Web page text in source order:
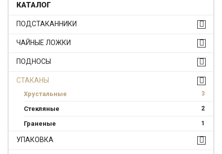
КАТАЛОГ
ПОДСТАКАННИКИ
ЧАЙНЫЕ ЛОЖКИ
ПОДНОСЫ
СТАКАНЫ
Хрустальные 3
Стекляные 2
Граненые 1
УПАКОВКА